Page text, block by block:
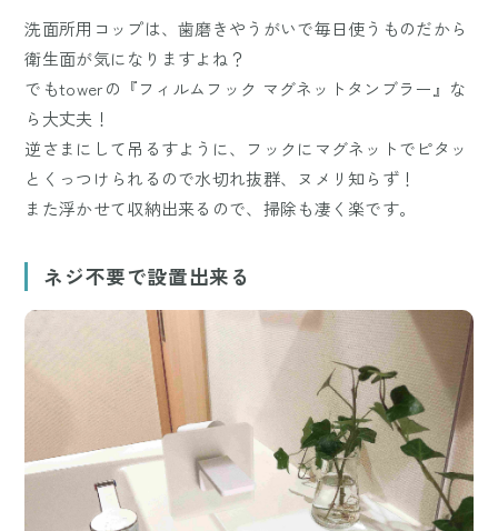
洗面所用コップは、歯磨きやうがいで毎日使うものだから
衛生面が気になりますよね？
でもtowerの『フィルムフック マグネットタンブラー』な
ら大丈夫！
逆さまにして吊るすように、フックにマグネットでピタッ
とくっつけられるので水切れ抜群、ヌメリ知らず！
また浮かせて収納出来るので、掃除も凄く楽です。
ネジ不要で設置出来る